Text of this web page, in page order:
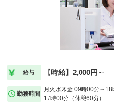
給与 【時給】2,000円～
勤務時間
月火水木金:09時00分～
17時00分（休憩60分）